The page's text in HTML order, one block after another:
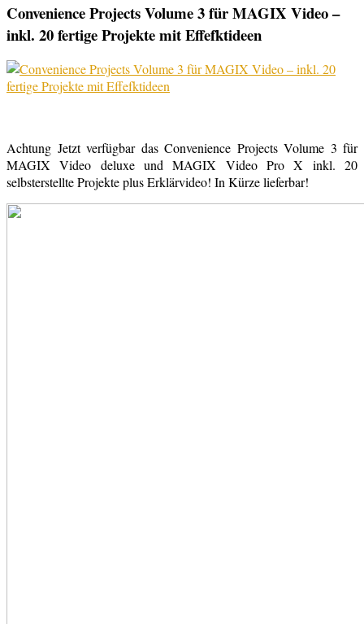
Convenience Projects Volume 3 für MAGIX Video –
inkl. 20 fertige Projekte mit Effefktideen
Achtung Jetzt verfügbar das Convenience Projects Volume 3 für
MAGIX Video deluxe und MAGIX Video Pro X inkl. 20
selbsterstellte Projekte plus Erklärvideo! In Kürze lieferbar!